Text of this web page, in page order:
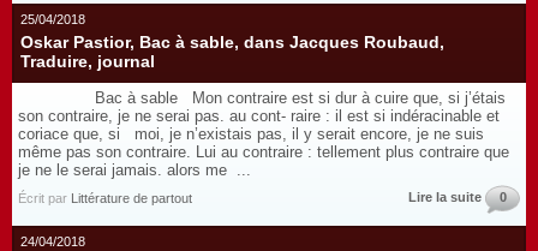
25/04/2018
Oskar Pastior, Bac à sable, dans Jacques Roubaud,
Traduire, journal
Bac à sable Mon contraire est si dur à cuire que, si j’étais
son contraire, je ne serai pas. au cont- raire : il est si indéracinable et
coriace que, si moi, je n’existais pas, il y serait encore, je ne suis
même pas son contraire. Lui au contraire : tellement plus contraire que
je ne le serai jamais. alors me ...
Écrit par Littérature de partout Lire la suite 0
24/04/2018